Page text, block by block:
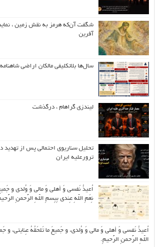
شگفت آن‌که هرمز به نقش زمین ،
آفرین
سال‌ها بلاتکلیفی مالکان اراضی شاهنامه ۳۵ مشهد
لیندزی گراهام ، درگذشت
تحلیل سناریوی احتمالی پس از تهدید
ترورعلیه ایران
اُعیذُ نَفسی وَ أهلی وَ مالی وَ وُلدی و
نِعَمِ اللّهِ عِندی بِبِسمِ اللّهِ الرَّحمنِ
اُعیذُ نَفسی وَ أهلی وَ مالی وَ وُلدی، و جَمیعَ ما تَلحَقُهُ عِنایتی، و
اللّهِ الرَّحمنِ الرَّحیمِ.